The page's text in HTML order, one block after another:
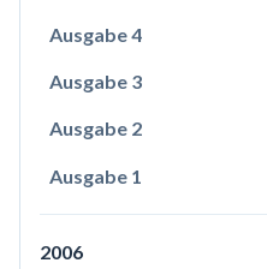
Ausgabe 4
Ausgabe 3
Ausgabe 2
Ausgabe 1
2006